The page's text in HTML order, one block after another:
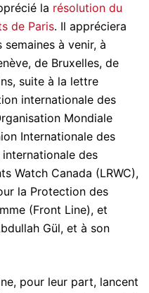
la résolution du
de Paris. Il appréciera
semaines à venir, à
de Bruxelles, de
suite à la lettre
internationale des
Mondiale
Internationale des
des
Watch Canada (LRWC),
la Protection des
(Front Line), et
Gül, et à son
pour leur part, lancent